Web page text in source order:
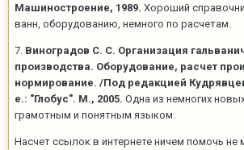
Машиностроение, 1989. Хороший
ванн, оборудованию, немного по расчетам.
7. Виноградов С. С. Организация
производства. Оборудование, расчет
нормирование. /Под редакцией
е.: "Глобус". М., 2005. Одна из немногих
грамотным и понятным языком.
Насчет ссылок в интернете ничем помочь не